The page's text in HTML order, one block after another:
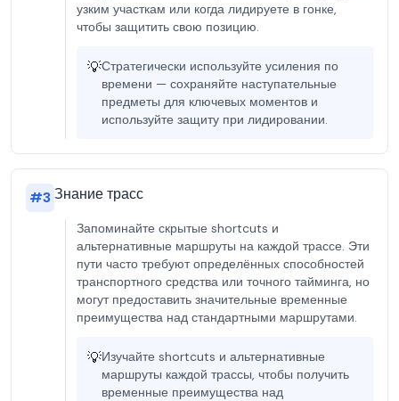
узким участкам или когда лидируете в гонке,
чтобы защитить свою позицию.
💡Стратегически используйте усиления по
времени — сохраняйте наступательные
предметы для ключевых моментов и
используйте защиту при лидировании.
#3Знание трасс
Запоминайте скрытые shortcuts и
альтернативные маршруты на каждой трассе. Эти
пути часто требуют определённых способностей
транспортного средства или точного тайминга, но
могут предоставить значительные временные
преимущества над стандартными маршрутами.
💡Изучайте shortcuts и альтернативные
маршруты каждой трассы, чтобы получить
временные преимущества над